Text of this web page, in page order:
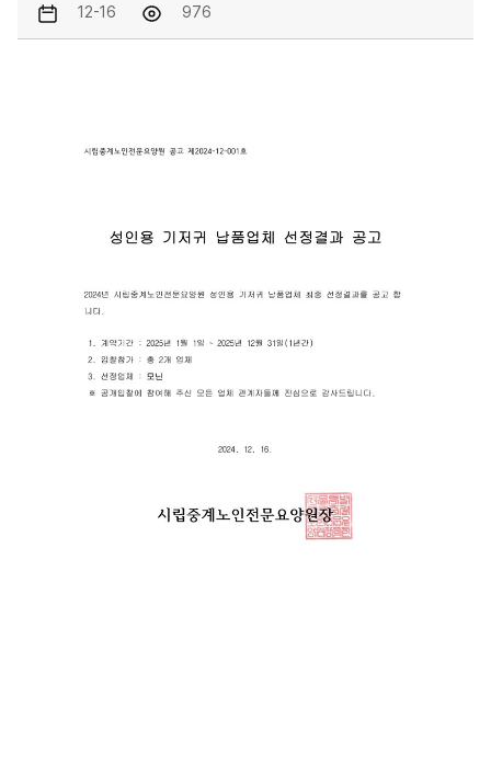
12-16 976